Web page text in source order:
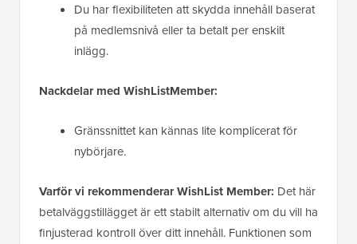
Du har flexibiliteten att skydda innehåll baserat
på medlemsnivå eller ta betalt per enskilt
inlägg.
Nackdelar med WishListMember:
Gränssnittet kan kännas lite komplicerat för
nybörjare.
Varför vi rekommenderar WishList Member: Det här
betalväggstillägget är ett stabilt alternativ om du vill ha
finjusterad kontroll över ditt innehåll. Funktionen som